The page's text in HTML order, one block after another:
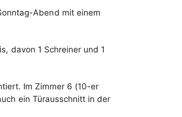
Abend mit einem
davon 1 Schreiner und 1
Im Zimmer 6 (10-er
ein Türausschnitt in der